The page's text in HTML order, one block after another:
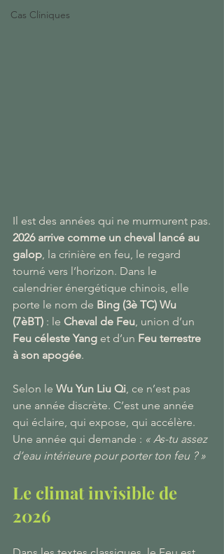
Cas Cliniques
Il est des années qui ne murmurent pas.
2026 arrive comme un cheval lancé au
galop, la crinière en feu, le regard
tourné vers l’horizon. Dans le
calendrier énergétique chinois, elle
porte le nom de Bing (3è TC) Wu
(7èBT) : le Cheval de Feu, union d’un
Feu céleste Yang et d’un Feu terrestre
à son apogée.
Selon le Wu Yun Liu Qi, ce n’est pas
une année discrète. C’est une année
qui éclaire, qui expose, qui accélère.
Une année qui demande : « As-tu assez
d’eau intérieure pour porter ton feu ? »
Le climat invisible de
2026